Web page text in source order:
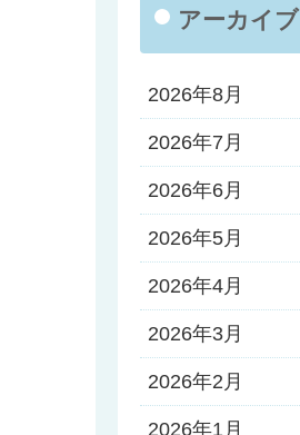
アーカイブ
2026年8月
2026年7月
2026年6月
2026年5月
2026年4月
2026年3月
2026年2月
2026年1月